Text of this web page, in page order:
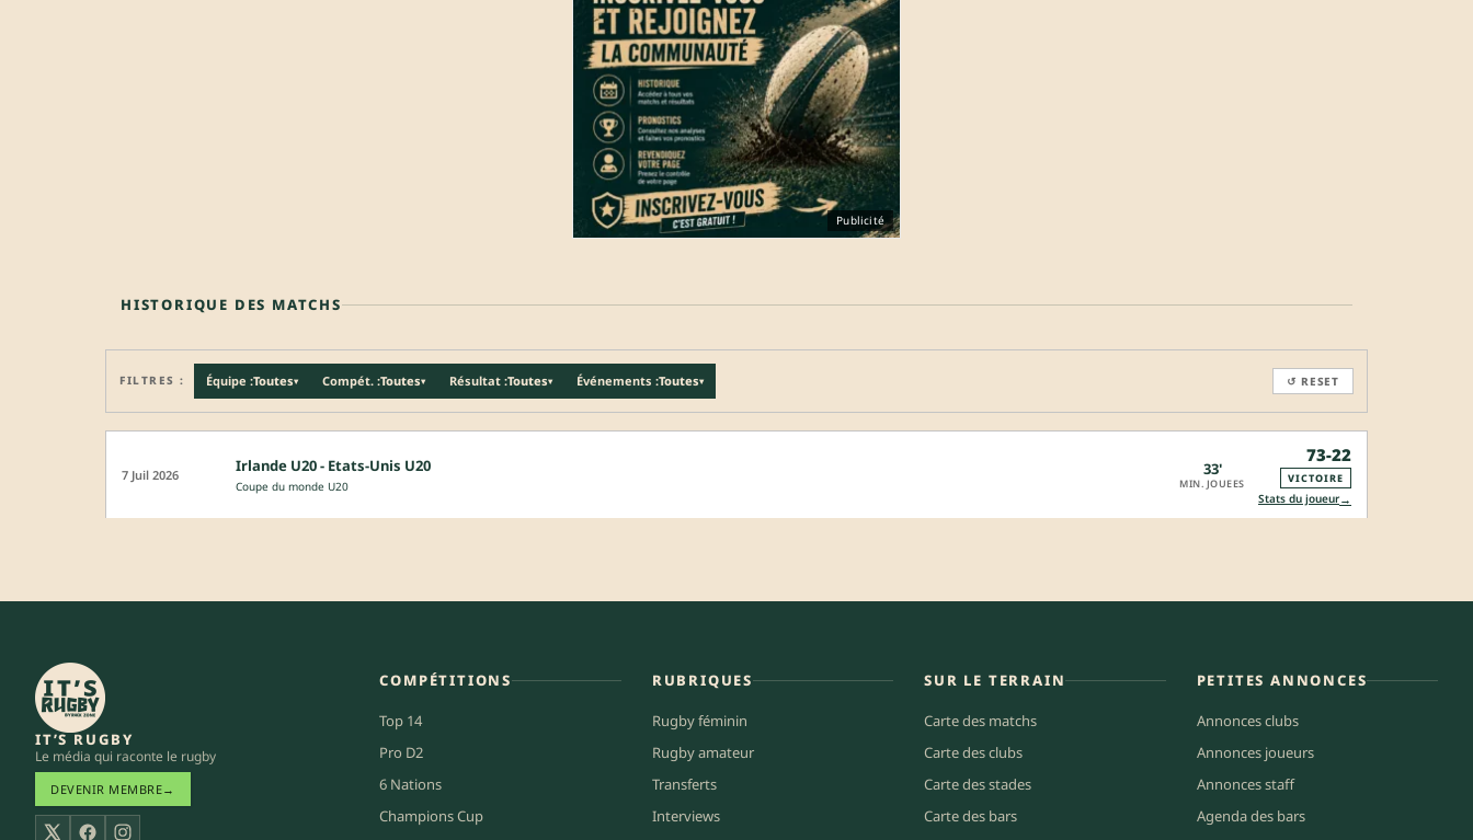
Publicité
HISTORIQUE DES MATCHS
FILTRES : Équipe :Toutes▾ Compét. :Toutes▾ Résultat :Toutes▾ Événements :Toutes▾ ↺ RESET
7 Juil 2026 Irlande U20 - Etats-Unis U20
Coupe du monde U20
33'
MIN. JOUEES
73-22
VICTOIRE
Stats du joueur→
IT’S RUGBY
Le média qui raconte le rugby
DEVENIR MEMBRE→
COMPÉTITIONS
Top 14
Pro D2
6 Nations
Champions Cup
RUBRIQUES
Rugby féminin
Rugby amateur
Transferts
Interviews
SUR LE TERRAIN
Carte des matchs
Carte des clubs
Carte des stades
Carte des bars
PETITES ANNONCES
Annonces clubs
Annonces joueurs
Annonces staff
Agenda des bars